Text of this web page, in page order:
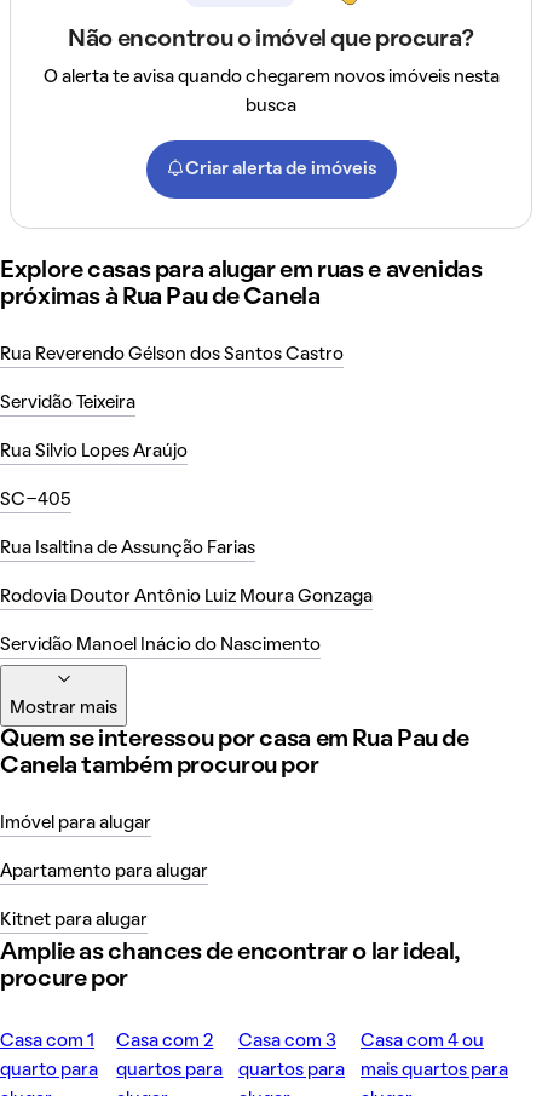
Não encontrou o imóvel que procura?
O alerta te avisa quando chegarem novos imóveis nesta
busca
Criar alerta de imóveis
Explore casas para alugar em ruas e avenidas
próximas à Rua Pau de Canela
Rua Reverendo Gélson dos Santos Castro
Servidão Teixeira
Rua Silvio Lopes Araújo
SC-405
Rua Isaltina de Assunção Farias
Rodovia Doutor Antônio Luiz Moura Gonzaga
Servidão Manoel Inácio do Nascimento
Mostrar mais
Quem se interessou por casa em Rua Pau de
Canela também procurou por
Imóvel para alugar
Apartamento para alugar
Kitnet para alugar
Amplie as chances de encontrar o lar ideal,
procure por
Casa com 1
quarto para
Casa com 2
quartos para
Casa com 3
quartos para
Casa com 4 ou
mais quartos para